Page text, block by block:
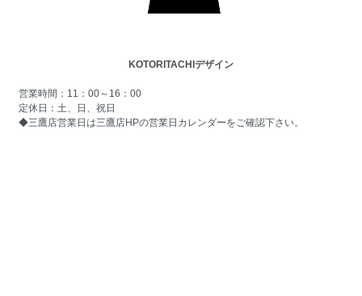
KOTORITACHIデザイン
営業時間：11：00～16：00
定休日：土、日、祝日
◆三鷹店営業日は三鷹店HPの営業日カレンダーをご確認下さい。